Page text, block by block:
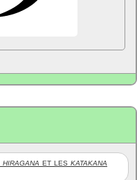
hiragana et les katakana